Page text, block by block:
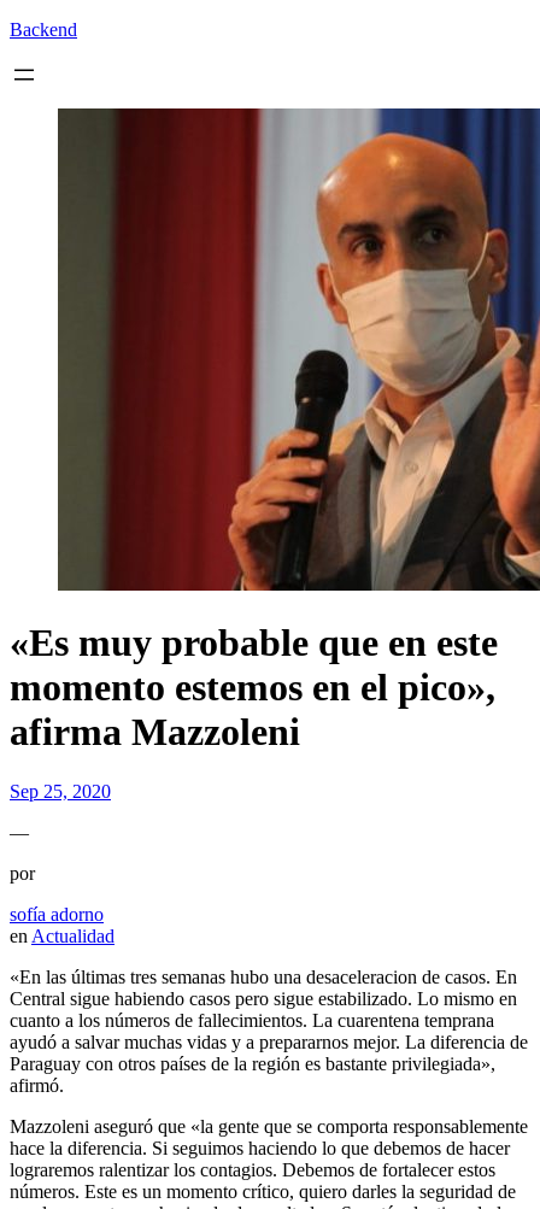
Backend
«Es muy probable que en este
momento estemos en el pico»,
afirma Mazzoleni
Sep 25, 2020
—
por
sofía adorno
en Actualidad
«En las últimas tres semanas hubo una desaceleracion de casos. En
Central sigue habiendo casos pero sigue estabilizado. Lo mismo en
cuanto a los números de fallecimientos. La cuarentena temprana
ayudó a salvar muchas vidas y a prepararnos mejor. La diferencia de
Paraguay con otros países de la región es bastante privilegiada»,
afirmó.
Mazzoleni aseguró que «la gente que se comporta responsablemente
hace la diferencia. Si seguimos haciendo lo que debemos de hacer
lograremos ralentizar los contagios. Debemos de fortalecer estos
números. Este es un momento crítico, quiero darles la seguridad de